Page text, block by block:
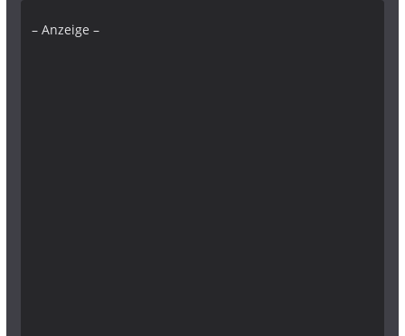
– Anzeige –